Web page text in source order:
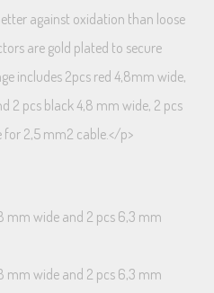
against oxidation than loose
are gold plated to secure
includes 2pcs red 4,8mm wide,
2 pcs black 4,8 mm wide, 2 pcs
2,5 mm2 cable.</p>
mm wide and 2 pcs 6,3 mm
mm wide and 2 pcs 6,3 mm